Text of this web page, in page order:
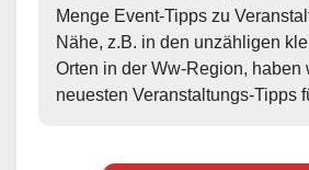
Menge Event-Tipps zu
Nähe, z.B. in den unzähligen
Orten in der Ww-Region, haben
neuesten Veranstaltungs-Tipps